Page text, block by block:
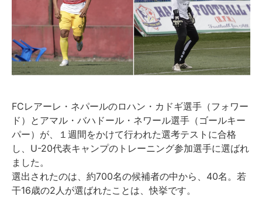
FCレアーレ・ネパールのロハン・カドギ選手（フォワー
ド）とアマル・バハドール・ネワール選手（ゴールキー
パー）が、１週間をかけて行われた選考テストに合格
し、U-20代表キャンプのトレーニング参加選手に選ばれ
ました。
選出されたのは、約700名の候補者の中から、40名。若
干16歳の2人が選ばれたことは、快挙です。